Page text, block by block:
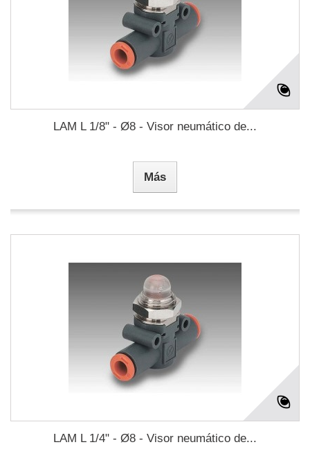
LAM L 1/8" - Ø8 - Visor neumático de...
Más
LAM L 1/4" - Ø8 - Visor neumático de...